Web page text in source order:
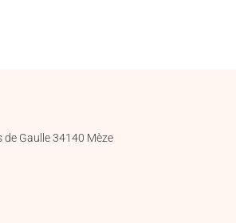
de Gaulle 34140 Mèze